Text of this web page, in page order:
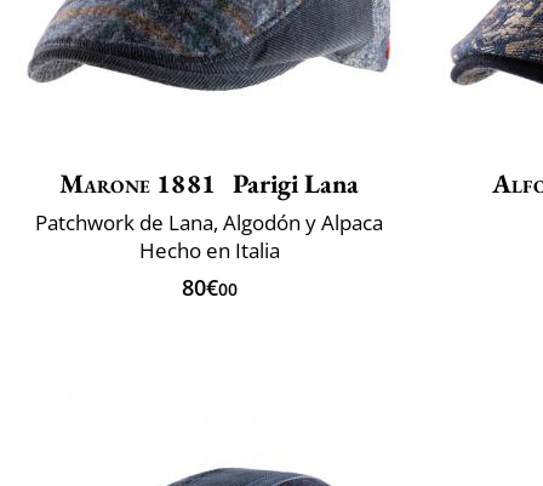
Marone 1881 Parigi Lana
Patchwork de Lana, Algodón y Alpaca
Hecho en Italia
80€00